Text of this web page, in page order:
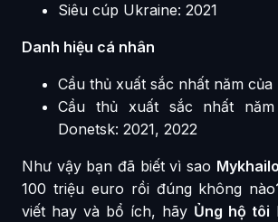
Siêu cúp Ukraine: 2021
Danh hiệu cá nhân
Cầu thủ xuất sắc nhất năm của
Cầu thủ xuất sắc nhất
Donetsk: 2021, 2022
Như vậy bạn đã biết vì sao
100 triệu euro rồi đúng không
viết hay và bổ ích, hãy Ủng hộ tôi